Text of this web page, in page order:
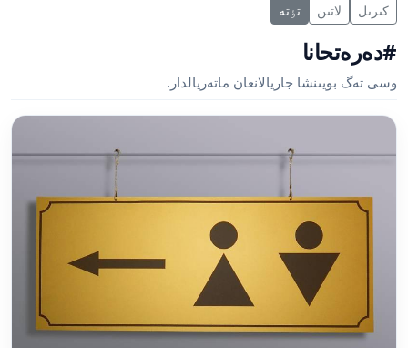
كىرىل لاتىن تٶتە
#دەرەتحانا
وسى تەگ بويىنشا جاريالانعان ماتەريالدار.